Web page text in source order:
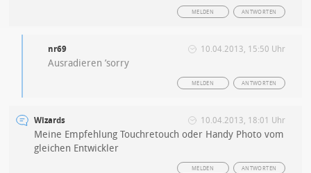
ANTWORTEN
MELDEN
nr69 10.04.2013, 15:50 Uhr
Ausradieren ’sorry
ANTWORTEN
MELDEN
Wizards 10.04.2013, 18:01 Uhr
Meine Empfehlung Touchretouch oder Handy Photo vom
gleichen Entwickler
ANTWORTEN
MELDEN